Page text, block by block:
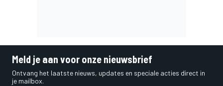
Meld je aan voor onze nieuwsbrief
Ontvang het laatste nieuws, updates en speciale acties direct in
je mailbox.